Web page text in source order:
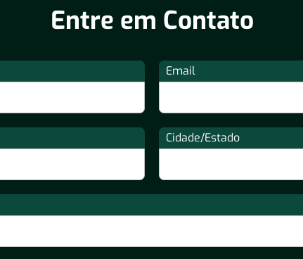
Entre em Contato
Email
Cidade/Estado